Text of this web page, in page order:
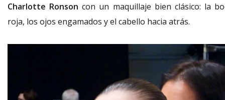
Charlotte Ronson con un maquillaje bien clásico: la
roja, los ojos engamados y el cabello hacia atrás.